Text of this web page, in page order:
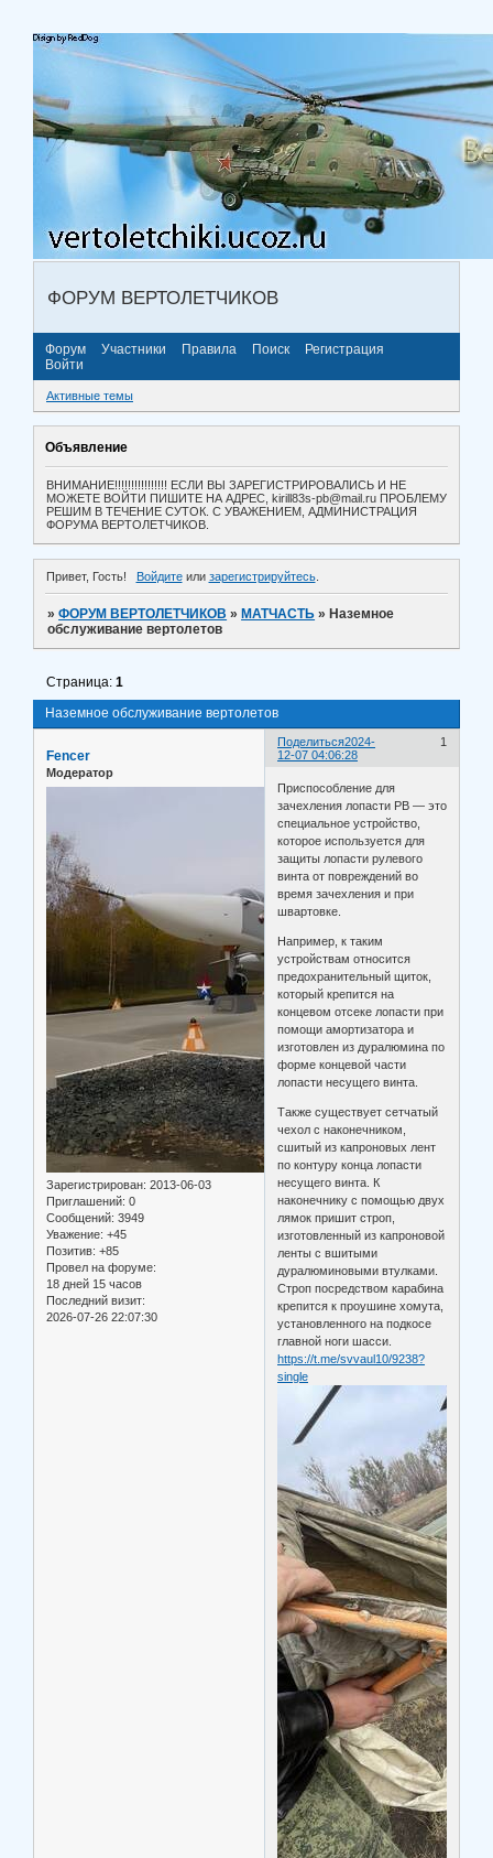
ФОРУМ ВЕРТОЛЕТЧИКОВ
Форум Участники Правила Поиск
Регистрация
Войти
Активные темы
Объявление
ВНИМАНИЕ!!!!!!!!!!!!!!!! ЕСЛИ ВЫ ЗАРЕГИСТРИРОВАЛИСЬ И НЕ
МОЖЕТЕ ВОЙТИ ПИШИТЕ НА АДРЕС, kirill83s-pb@mail.ru ПРОБЛЕМУ
РЕШИМ В ТЕЧЕНИЕ СУТОК. С УВАЖЕНИЕМ, АДМИНИСТРАЦИЯ
ФОРУМА ВЕРТОЛЕТЧИКОВ.
Привет, Гость! Войдитеили зарегистрируйтесь.
»ФОРУМ ВЕРТОЛЕТЧИКОВ » МАТЧАСТЬ » Наземное
обслуживание вертолетов
Наземное обслуживание вертолетов
Страница:1
Поделиться 1
2024-
12-07 04:06:28
Fencer
Модератор
Зарегистрирован: 2013-06-03
Приглашений: 0
Сообщений: 3949
Уважение: +45
Позитив: +85
Провел на форуме:
18 дней 15 часов
Последний визит:
2026-07-26 22:07:30
Приспособление для
зачехления лопасти РВ — это
специальное устройство,
которое используется для
защиты лопасти рулевого
винта от повреждений во
время зачехления и при
швартовке.
Например, к таким
устройствам относится
предохранительный щиток,
который крепится на
концевом отсеке лопасти при
помощи амортизатора и
изготовлен из дуралюмина по
форме концевой части
лопасти несущего винта.
Также существует сетчатый
чехол с наконечником,
сшитый из капроновых лент
по контуру конца лопасти
несущего винта. К
наконечнику с помощью двух
лямок пришит строп,
изготовленный из капроновой
ленты с вшитыми
дуралюминовыми втулками.
Строп посредством карабина
крепится к проушине хомута,
установленного на подкосе
главной ноги шасси.
https://t.me/svvaul10/9238?
single